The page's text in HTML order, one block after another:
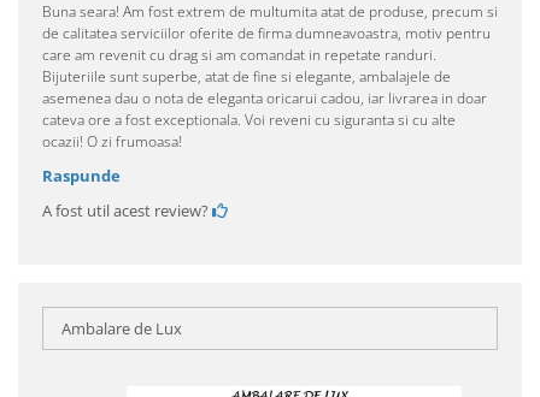
Buna seara! Am fost extrem de multumita atat de produse, precum si
de calitatea serviciilor oferite de firma dumneavoastra, motiv pentru
care am revenit cu drag si am comandat in repetate randuri.
Bijuteriile sunt superbe, atat de fine si elegante, ambalajele de
asemenea dau o nota de eleganta oricarui cadou, iar livrarea in doar
cateva ore a fost exceptionala. Voi reveni cu siguranta si cu alte
ocazii! O zi frumoasa!
Raspunde
A fost util acest review?
Ambalare de Lux